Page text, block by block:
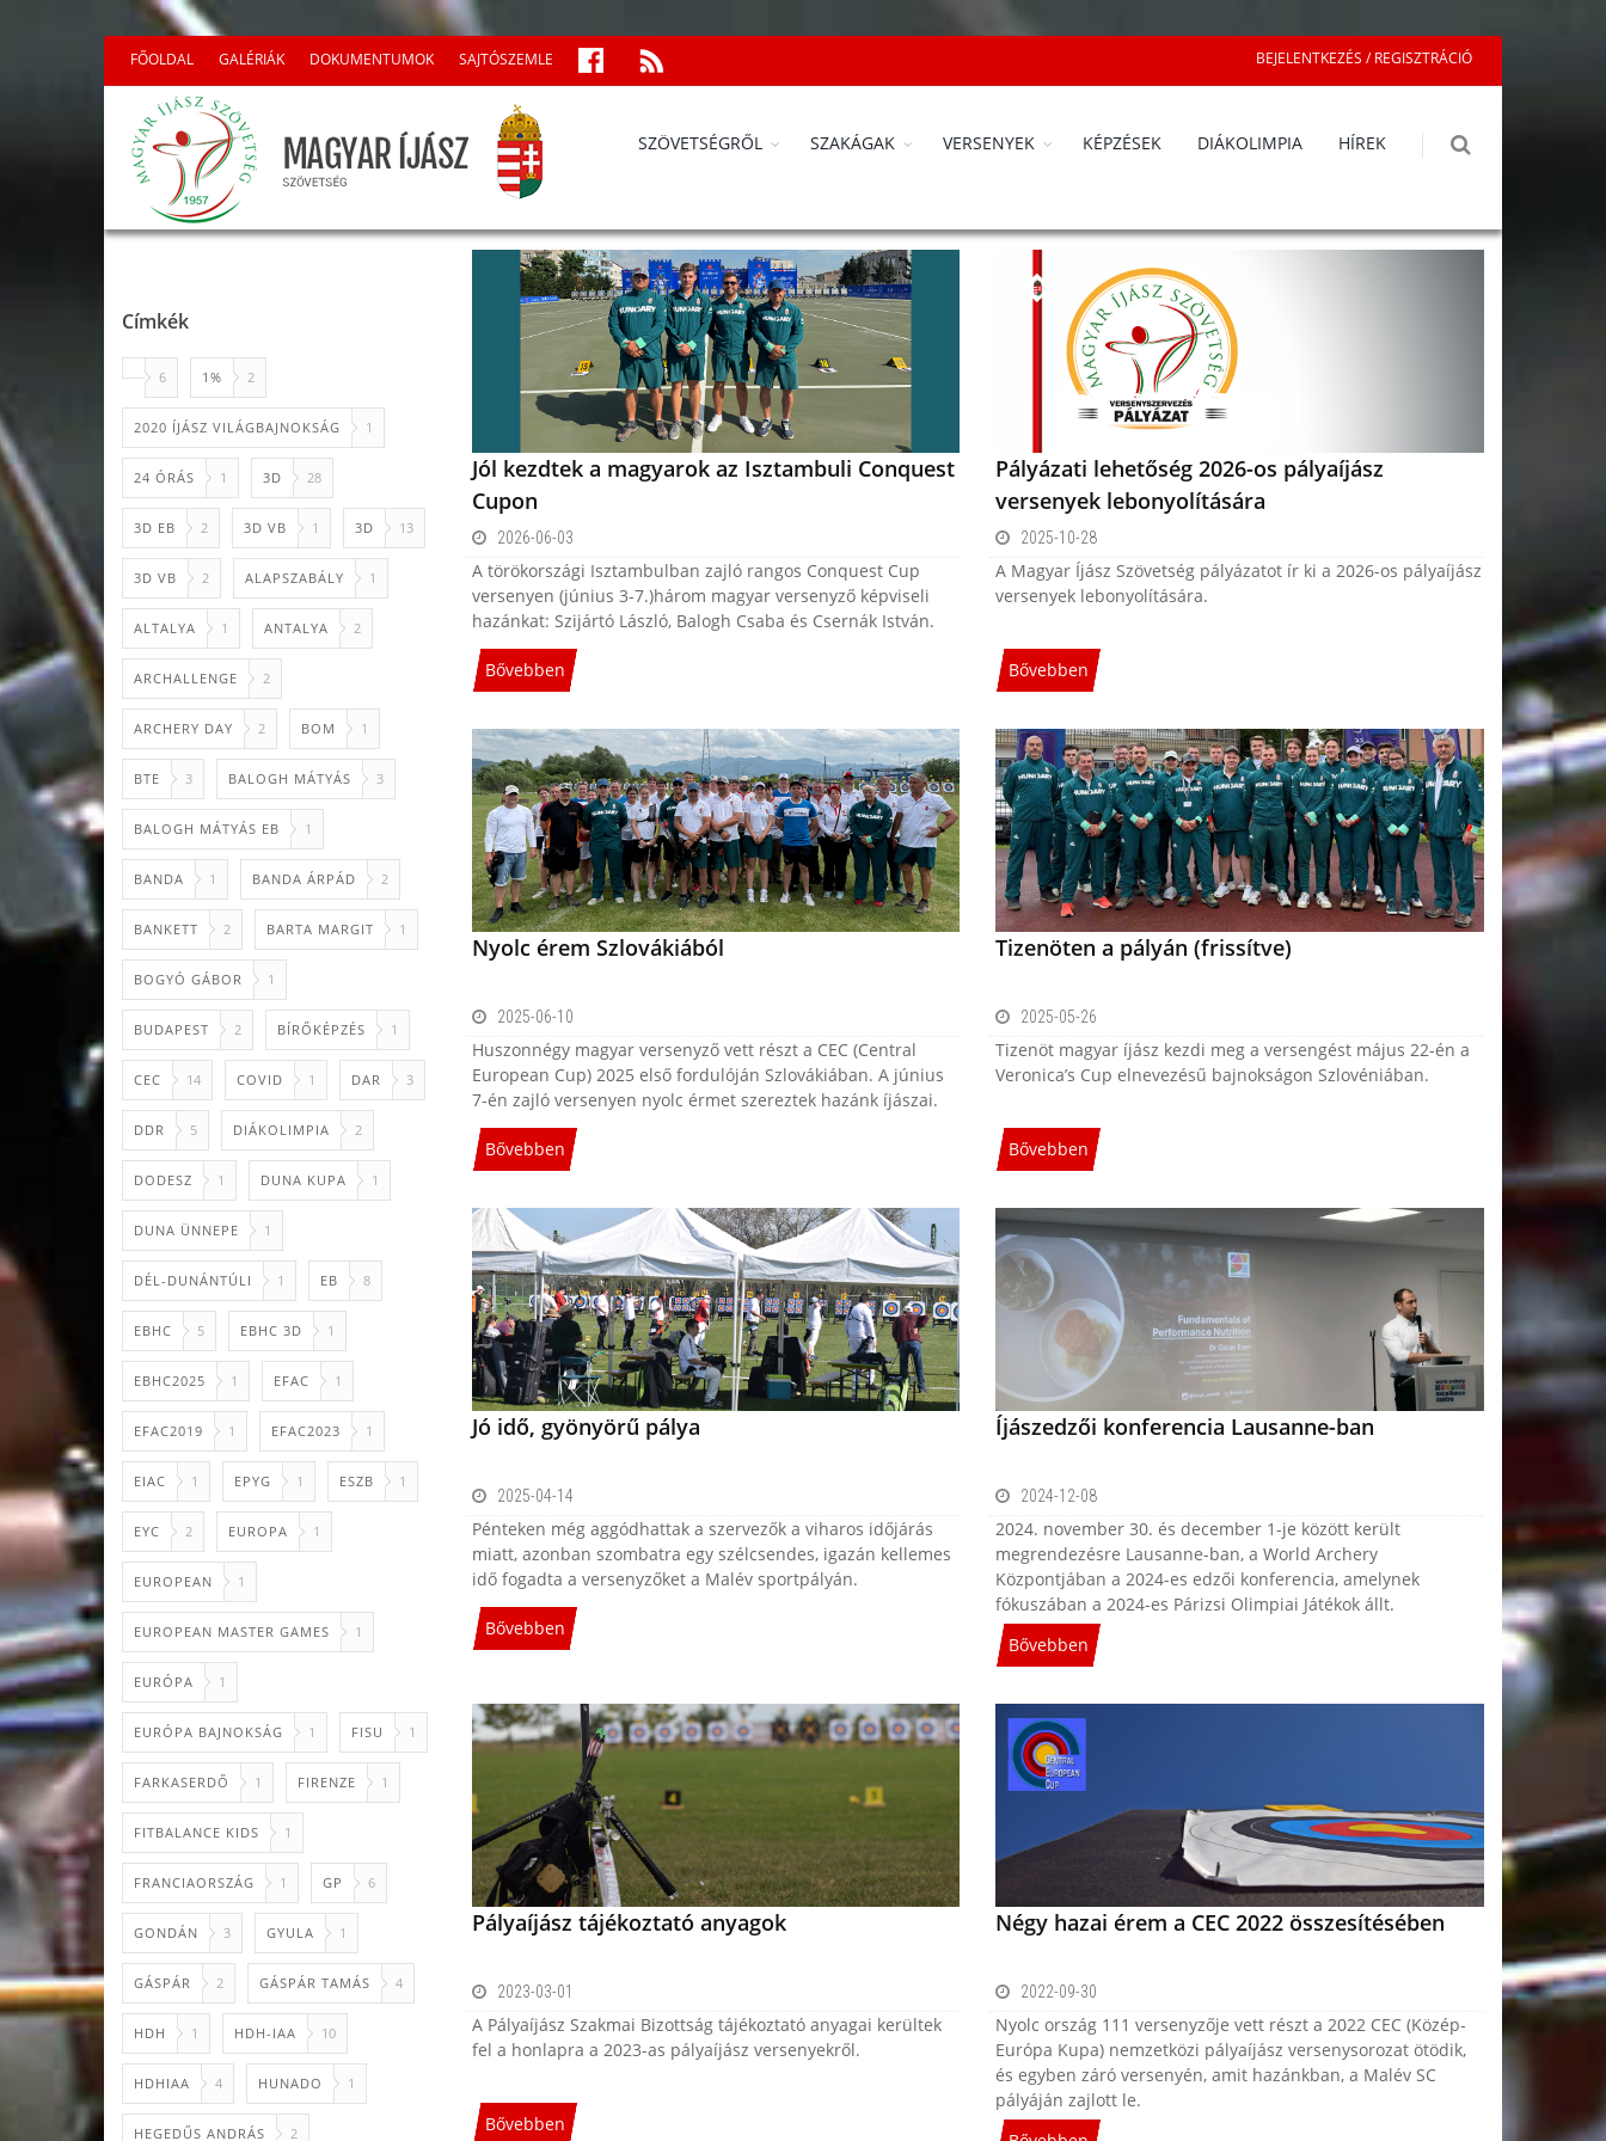
BEJELENTKEZÉS / REGISZTRÁCIÓ
FŐOLDAL GALÉRIÁK DOKUMENTUMOK SAJTÓSZEMLE
SZÖVETSÉGRŐL SZAKÁGAK VERSENYEK KÉPZÉSEK DIÁKOLIMPIA HÍREK
Címkék
6 1% 2
2020 ÍJÁSZ VILÁGBAJNOKSÁG 1
24 ÓRÁS 1 3D 28
3D EB 2 3D VB 1 3D 13
3D VB 2 ALAPSZABÁLY 1
ALTALYA 1 ANTALYA 2
ARCHALLENGE 2
ARCHERY DAY 2 BOM 1
BTE 3 BALOGH MÁTYÁS 3
BALOGH MÁTYÁS EB 1
BANDA 1 BANDA ÁRPÁD 2
BANKETT 2 BARTA MARGIT 1
BOGYÓ GÁBOR 1
BUDAPEST 2 BÍRŐKÉPZÉS 1
CEC 14 COVID 1 DAR 3
DDR 5 DIÁKOLIMPIA 2
DODESZ 1 DUNA KUPA 1
DUNA ÜNNEPE 1
DÉL-DUNÁNTÚLI 1 EB 8
EBHC 5 EBHC 3D 1
EBHC2025 1 EFAC 1
EFAC2019 1 EFAC2023 1
EIAC 1 EPYG 1 ESZB 1
EYC 2 EUROPA 1
EUROPEAN 1
EUROPEAN MASTER GAMES 1
EURÓPA 1
EURÓPA BAJNOKSÁG 1 FISU 1
FARKASERDŐ 1 FIRENZE 1
FITBALANCE KIDS 1
FRANCIAORSZÁG 1 GP 6
GONDÁN 3 GYULA 1
GÁSPÁR 2 GÁSPÁR TAMÁS 4
HDH 1 HDH-IAA 10
HDHIAA 4 HUNADO 1
HEGEDŰS ANDRÁS 2
Jól kezdtek a magyarok az Isztambuli Conquest
Cupon
2026-06-03
A törökországi Isztambulban zajló rangos Conquest Cup
versenyen (június 3-7.)három magyar versenyző képviseli
hazánkat: Szijártó László, Balogh Csaba és Csernák István.
Bővebben
Pályázati lehetőség 2026-os pályaíjász
versenyek lebonyolítására
2025-10-28
A Magyar Íjász Szövetség pályázatot ír ki a 2026-os pályaíjász
versenyek lebonyolítására.
Bővebben
Nyolc érem Szlovákiából
2025-06-10
Huszonnégy magyar versenyző vett részt a CEC (Central
European Cup) 2025 első fordulóján Szlovákiában. A június
7-én zajló versenyen nyolc érmet szereztek hazánk íjászai.
Bővebben
Tizenöten a pályán (frissítve)
2025-05-26
Tizenöt magyar íjász kezdi meg a versengést május 22-én a
Veronica’s Cup elnevezésű bajnokságon Szlovéniában.
Bővebben
Jó idő, gyönyörű pálya
2025-04-14
Pénteken még aggódhattak a szervezők a viharos időjárás
miatt, azonban szombatra egy szélcsendes, igazán kellemes
idő fogadta a versenyzőket a Malév sportpályán.
Bővebben
Íjászedzői konferencia Lausanne-ban
2024-12-08
2024. november 30. és december 1-je között került
megrendezésre Lausanne-ban, a World Archery
Központjában a 2024-es edzői konferencia, amelynek
fókuszában a 2024-es Párizsi Olimpiai Játékok állt.
Bővebben
Pályaíjász tájékoztató anyagok
2023-03-01
A Pályaíjász Szakmai Bizottság tájékoztató anyagai kerültek
fel a honlapra a 2023-as pályaíjász versenyekről.
Bővebben
Négy hazai érem a CEC 2022 összesítésében
2022-09-30
Nyolc ország 111 versenyzője vett részt a 2022 CEC (Közép-
Európa Kupa) nemzetközi pályaíjász versenysorozat ötödik,
és egyben záró versenyén, amit hazánkban, a Malév SC
pályáján zajlott le.